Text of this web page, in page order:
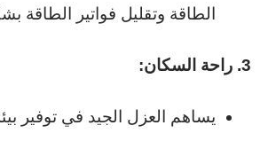
الطاقة وتقليل فواتير الطاقة
3. راحة السكان:
يساهم العزل الجيد في توفير